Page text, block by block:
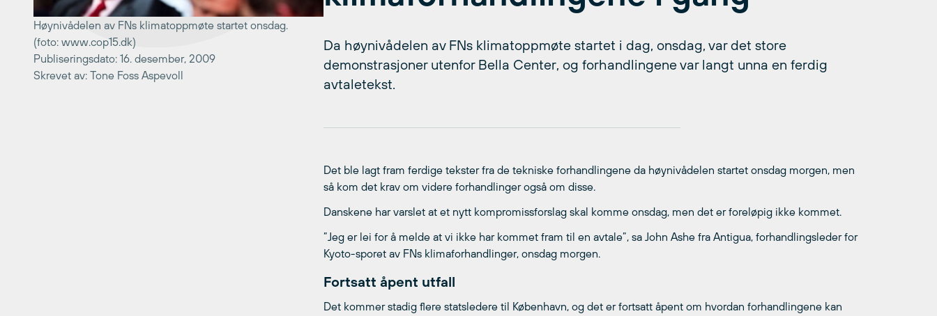
Høynivådelen av FNs klimatoppmøte startet onsdag.
(foto: www.cop15.dk)
Publiseringsdato: 16. desember, 2009
Skrevet av: Tone Foss Aspevoll
Da høynivådelen av FNs klimatoppmøte startet i dag, onsdag, var det store
demonstrasjoner utenfor Bella Center, og forhandlingene var langt unna en ferdig
avtaletekst.
Det ble lagt fram ferdige tekster fra de tekniske forhandlingene da høynivådelen startet onsdag morgen, men
så kom det krav om videre forhandlinger også om disse.
Danskene har varslet at et nytt kompromissforslag skal komme onsdag, men det er foreløpig ikke kommet.
”Jeg er lei for å melde at vi ikke har kommet fram til en avtale”, sa John Ashe fra Antigua, forhandlingsleder for
Kyoto-sporet av FNs klimaforhandlinger, onsdag morgen.
Fortsatt åpent utfall
Det kommer stadig flere statsledere til København, og det er fortsatt åpent om hvordan forhandlingene kan